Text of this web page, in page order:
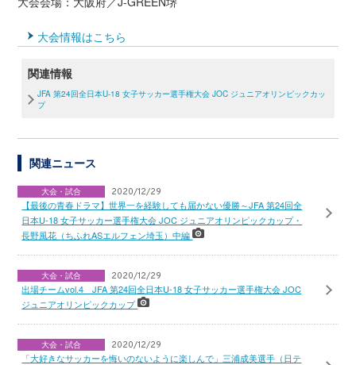
大会情報はこちら
関連情報
JFA 第24回全日本U-18 女子サッカー選手権大会 JOC ジュニアオリンピックカッ
プ
関連ニュース
大会・試合 2020/12/29
【最後の青春ドラマ】世界一を経験しても届かない優勝～JFA 第24回全
日本U-18 女子サッカー選手権大会 JOC ジュニアオリンピックカップ・
長野風花（ちふれASエルフェン埼玉）中編
大会・試合 2020/12/29
出場チームvol.4 JFA 第24回全日本U-18 女子サッカー選手権大会 JOC
ジュニアオリンピックカップ
大会・試合 2020/12/29
「大好きなサッカーを悔いのないように楽しんで」三浦成美選手（日テ